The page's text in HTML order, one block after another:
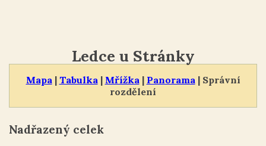
Mapa | Tabulka | Mřížka | Panorama | Správní
rozdělení
Ledce u Stránky
Nadřazený celek